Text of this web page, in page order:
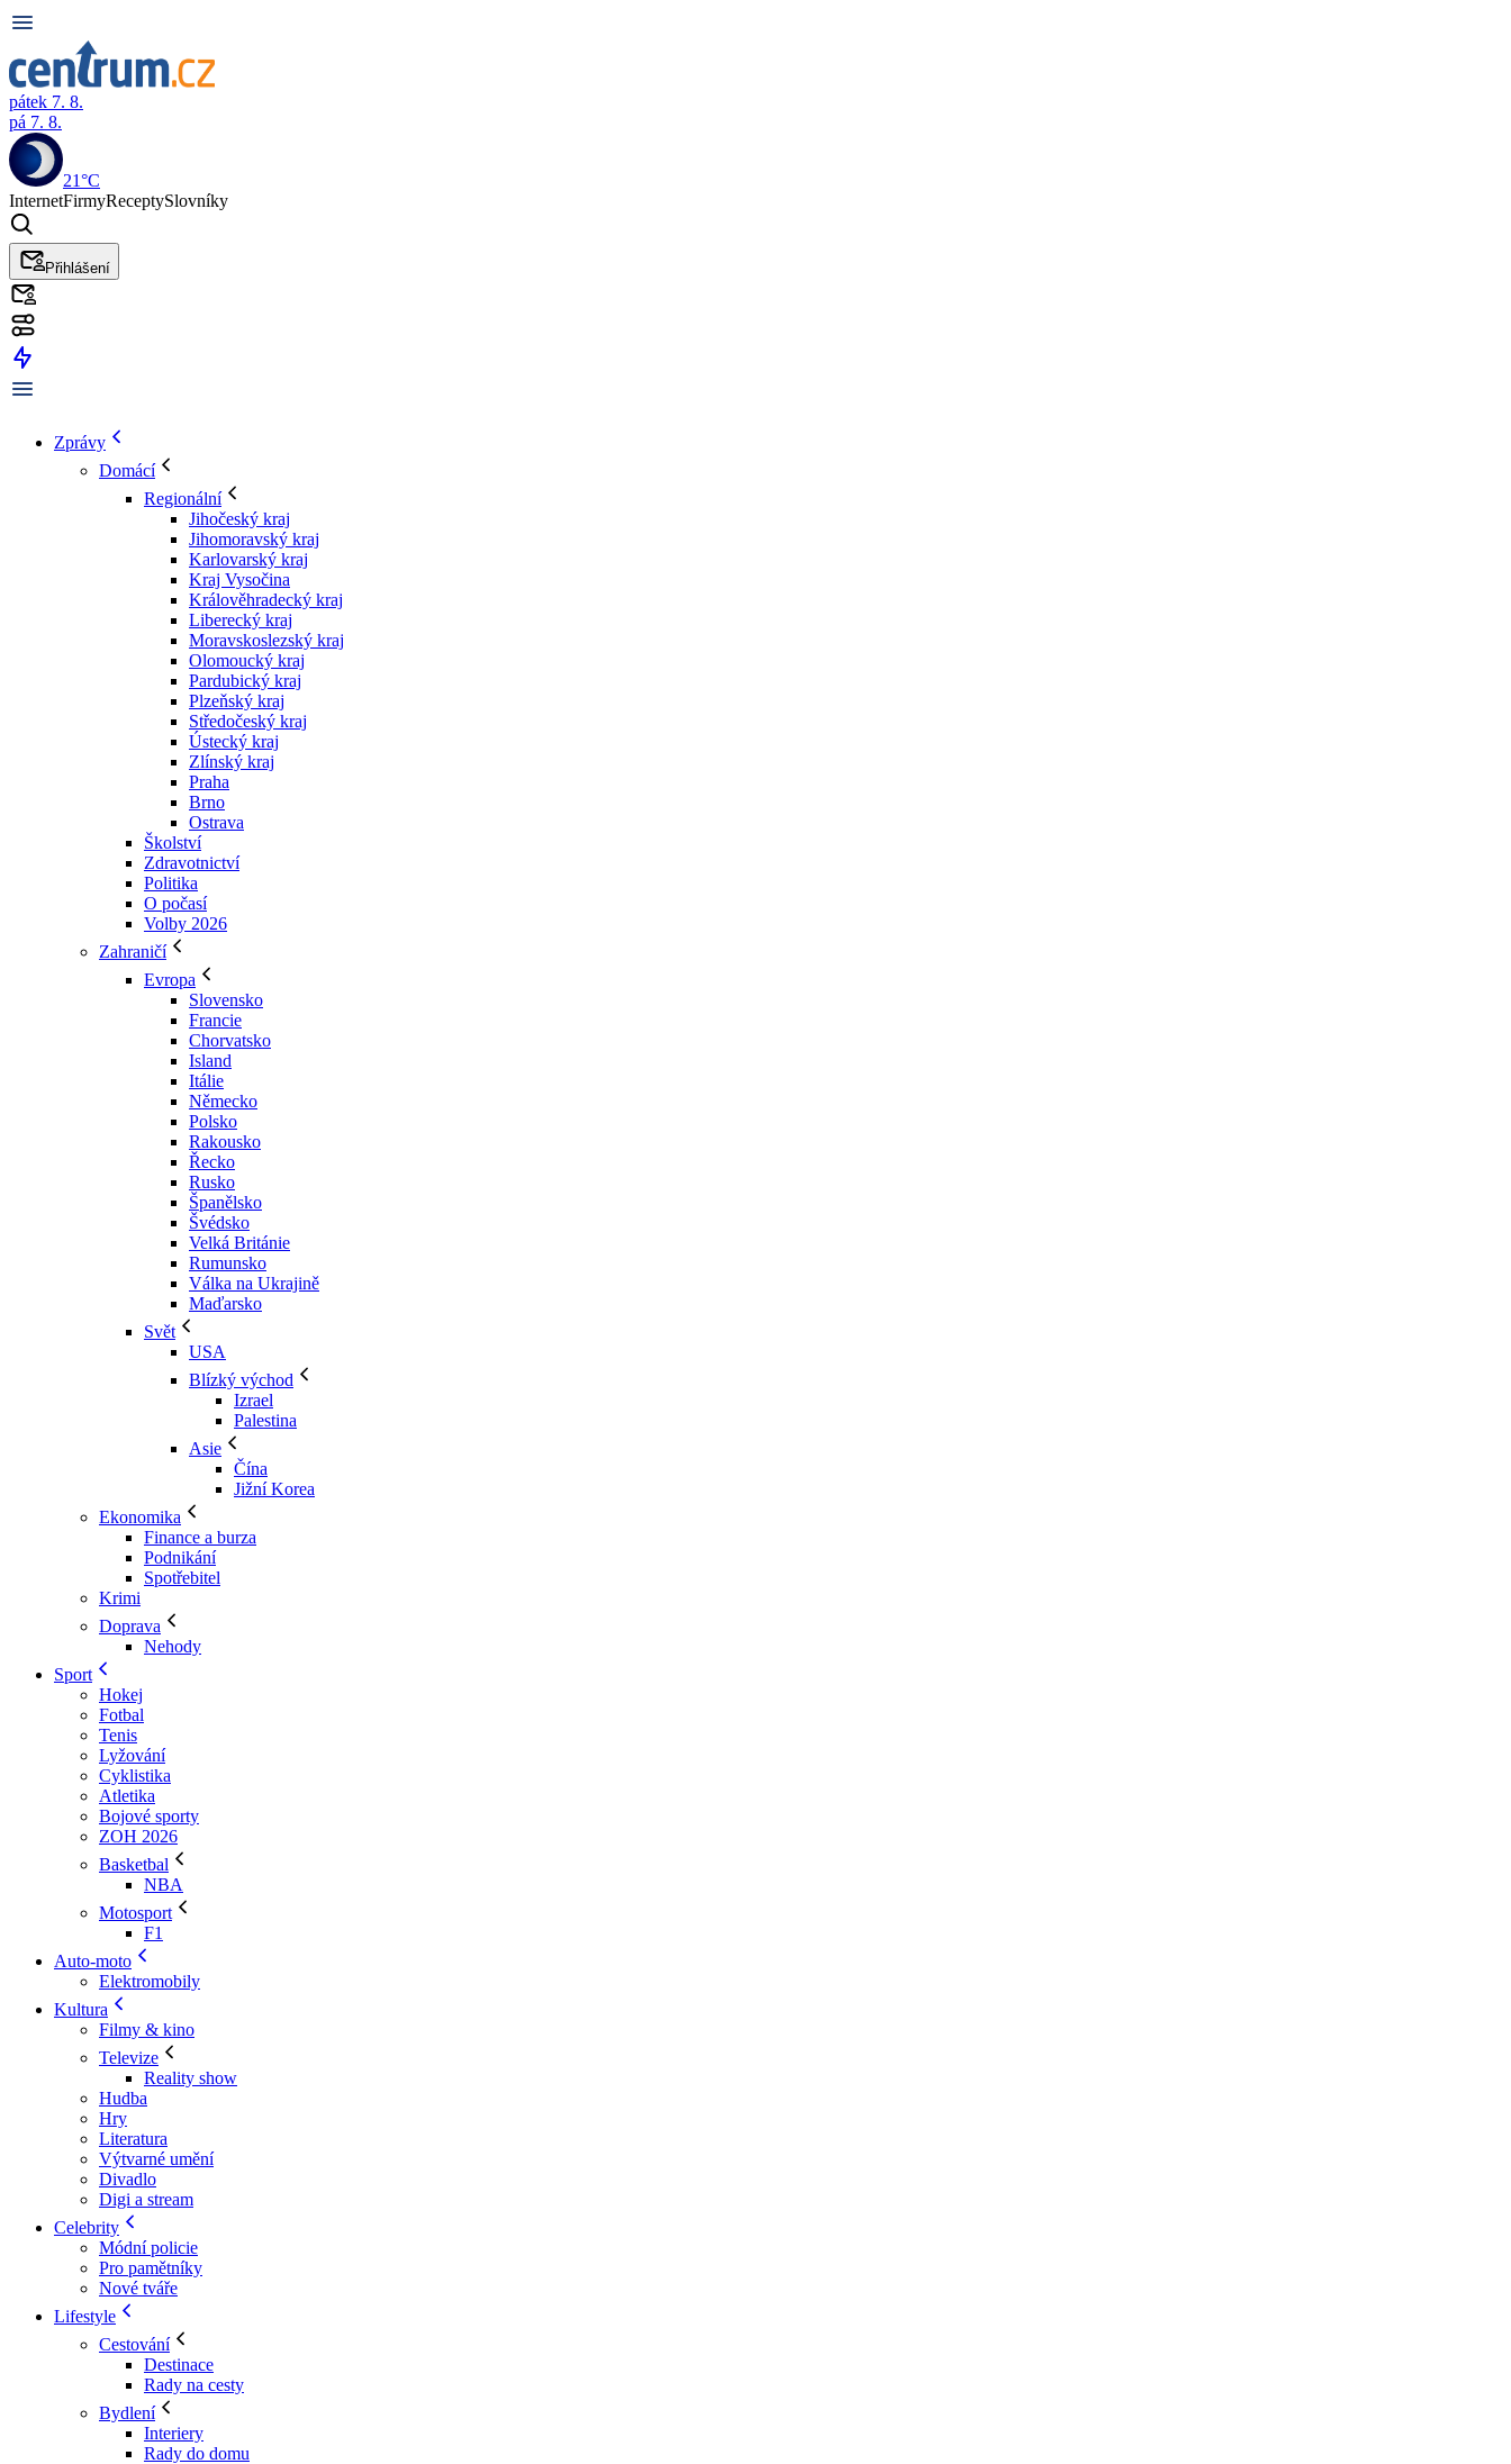
pátek 7. 8.
pá 7. 8.
21°C
InternetFirmyReceptySlovníky
Přihlášení
Zprávy
Domácí
Regionální
Jihočeský kraj
Jihomoravský kraj
Karlovarský kraj
Kraj Vysočina
Králověhradecký kraj
Liberecký kraj
Moravskoslezský kraj
Olomoucký kraj
Pardubický kraj
Plzeňský kraj
Středočeský kraj
Ústecký kraj
Zlínský kraj
Praha
Brno
Ostrava
Školství
Zdravotnictví
Politika
O počasí
Volby 2026
Zahraničí
Evropa
Slovensko
Francie
Chorvatsko
Island
Itálie
Německo
Polsko
Rakousko
Řecko
Rusko
Španělsko
Švédsko
Velká Británie
Rumunsko
Válka na Ukrajině
Maďarsko
Svět
USA
Blízký východ
Izrael
Palestina
Asie
Čína
Jižní Korea
Ekonomika
Finance a burza
Podnikání
Spotřebitel
Krimi
Doprava
Nehody
Sport
Hokej
Fotbal
Tenis
Lyžování
Cyklistika
Atletika
Bojové sporty
ZOH 2026
Basketbal
NBA
Motosport
F1
Auto-moto
Elektromobily
Kultura
Filmy & kino
Televize
Reality show
Hudba
Hry
Literatura
Výtvarné umění
Divadlo
Digi a stream
Celebrity
Módní policie
Pro pamětníky
Nové tváře
Lifestyle
Cestování
Destinace
Rady na cesty
Bydlení
Interiery
Rady do domu